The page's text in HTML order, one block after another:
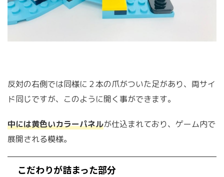
反対の右側では同様に２本の爪がついた足があり、両サイ
ド同じですが、このように開く事ができます。
中には黄色いカラーパネルが仕込まれており、ゲーム内で
展開される模様。
こだわりが詰まった部分